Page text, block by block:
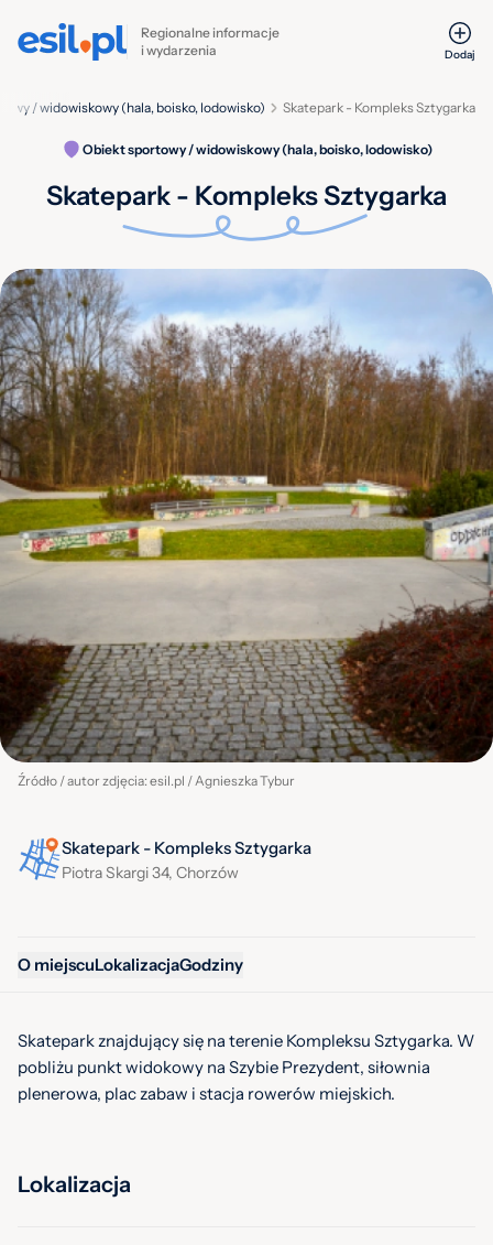
Regionalne informacje
i wydarzenia
Dodaj
Skatepark - Kompleks Sztygarka
/ widowiskowy (hala, boisko, lodowisko)
Obiekt sportowy / widowiskowy (hala, boisko, lodowisko)
Skatepark - Kompleks Sztygarka
Źródło / autor zdjęcia: esil.pl / Agnieszka Tybur
Skatepark - Kompleks Sztygarka
Piotra Skargi 34, Chorzów
O miejscuLokalizacjaGodziny
Skatepark znajdujący się na terenie Kompleksu Sztygarka. W
pobliżu punkt widokowy na Szybie Prezydent, siłownia
plenerowa, plac zabaw i stacja rowerów miejskich.
Lokalizacja